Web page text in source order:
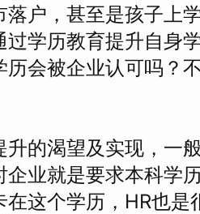
落户，甚至是孩子上
过学历教育提升自身
历会被企业认可吗？
的渴望及实现，一
企业就是要求本科学
这个学历，HR也是